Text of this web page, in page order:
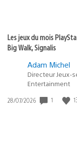
Les jeux du mois
Big Walk, Signalis
Adam Michel
Directeur Jeux-
Entertainment
Date
28/07/2026 1